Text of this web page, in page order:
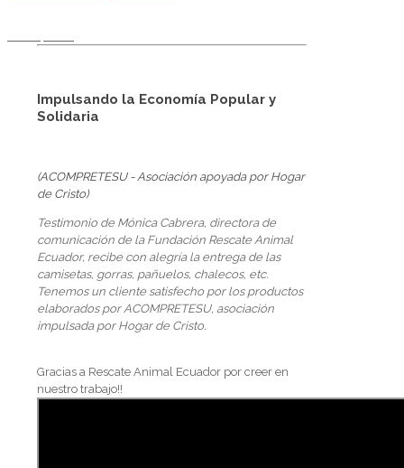
Impulsando la Economía Popular y
Solidaria
(ACOMPRETESU - Asociación apoyada por Hogar
de Cristo)
Testimonio de Mónica Cabrera, directora de
comunicación de la Fundación Rescate Animal
Ecuador, recibe con alegría la entrega de las
camisetas, gorras, pañuelos, chalecos, etc.
Tenemos un cliente satisfecho por los productos
elaborados por ACOMPRETESU, asociación
impulsada por Hogar de Cristo.
Gracias a Rescate Animal Ecuador por creer en
nuestro trabajo!!